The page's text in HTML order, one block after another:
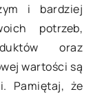
i bardziej
potrzeb,
oraz
wartości są
Pamiętaj, że